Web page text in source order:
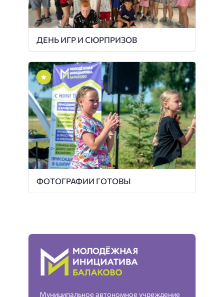
ДЕНЬ ИГР И СЮРПРИЗОВ
ФОТОГРАФИИ ГОТОВЫ
Муниципальное автономное учреждение